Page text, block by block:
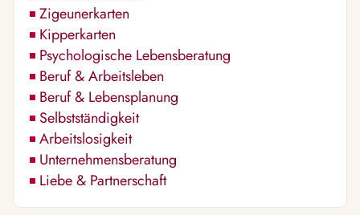
Zigeunerkarten
Kipperkarten
Psychologische Lebensberatung
Beruf & Arbeitsleben
Beruf & Lebensplanung
Selbstständigkeit
Arbeitslosigkeit
Unternehmensberatung
Liebe & Partnerschaft